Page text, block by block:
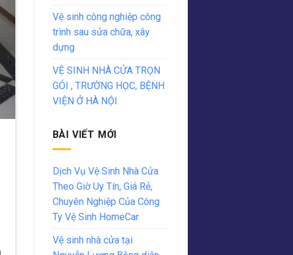
Vệ sinh công nghiệp công
trình sau sửa chữa, xây
dựng
VỆ SINH NHÀ CỬA TRỌN
GÓI , TRƯỜNG HỌC, BỆNH
VIỆN Ở HÀ NỘI
BÀI VIẾT MỚI
Dịch Vụ Vệ Sinh Nhà Cửa
Theo Giờ Uy Tín, Giá Rẻ,
Chuyên Nghiệp Của Công
Ty Vệ Sinh HomeCar
Vệ sinh nhà cửa tại